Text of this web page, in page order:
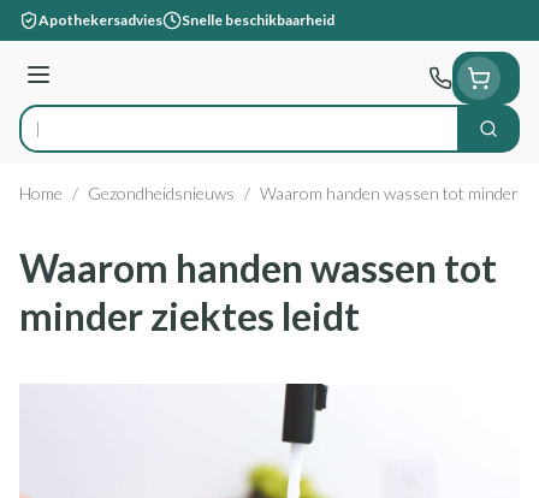
Ga naar de inhoud
Apothekersadvies Snelle beschikbaarheid
Menu
Product, merk, categorie... Zoek
Home / Gezondheidsnieuws / Waarom handen wassen tot minder
Waarom handen wassen tot
minder ziektes leidt